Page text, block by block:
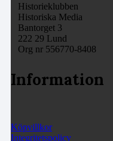
Historieklubben
Historiska Media
Bantorget 3
222 29 Lund
Org nr 556770-8408
Information
Köpvillkor
Integritetspolicy